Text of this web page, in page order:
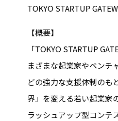
TOKYO STARTUP
【概要】
「TOKYO STARTUP
まざまな起業家やベンチ
どの強力な支援体制のも
界」を変える若い起業家
ラッシュアップ型コンテ